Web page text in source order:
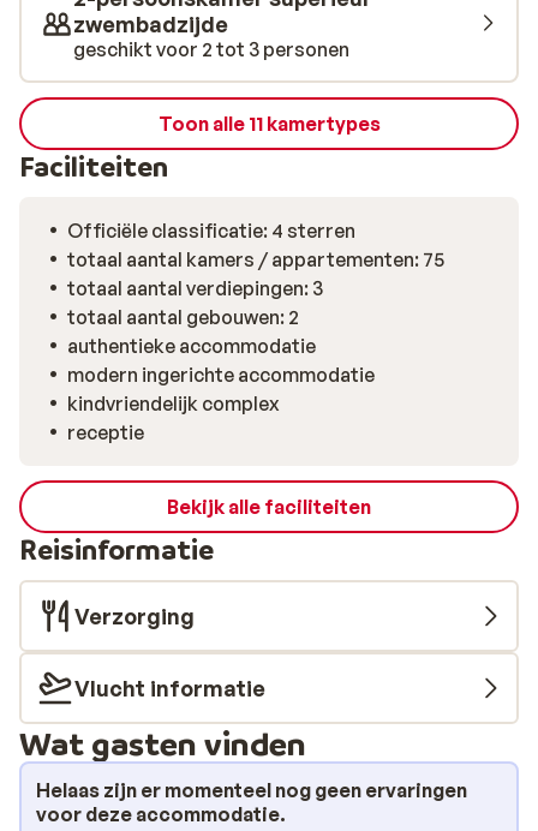
zwembadzijde
geschikt voor 2 tot 3 personen
Toon alle 11 kamertypes
Faciliteiten
Officiële classificatie: 4 sterren
totaal aantal kamers / appartementen: 75
totaal aantal verdiepingen: 3
totaal aantal gebouwen: 2
authentieke accommodatie
modern ingerichte accommodatie
kindvriendelijk complex
receptie
Bekijk alle faciliteiten
Reisinformatie
Verzorging
Vlucht informatie
Wat gasten vinden
Helaas zijn er momenteel nog geen ervaringen
voor deze accommodatie.